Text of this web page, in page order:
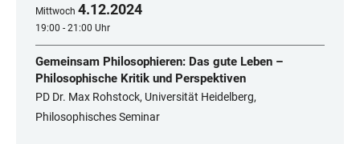
Mittwoch 4.12.2024
19:00 - 21:00 Uhr
Gemeinsam Philosophieren: Das gute Leben –
Philosophische Kritik und Perspektiven
PD Dr. Max Rohstock, Universität Heidelberg,
Philosophisches Seminar